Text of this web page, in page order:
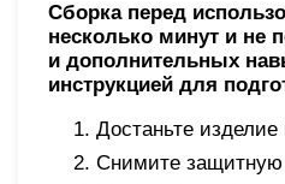
Сборка перед
несколько минут и не
и дополнительных
инструкцией для
Достаньте изделие
Снимите защитную